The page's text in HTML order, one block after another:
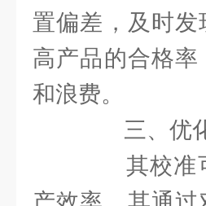
置偏差，及时
高产品的合格
和浪费。
三、优化
其校准可